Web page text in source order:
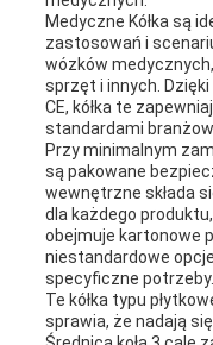
Medyczne Kółka są
zastosowań i
wózków
sprzęt i innych.
CE, kółka te
standardami
Przy minimalnym
są pakowane
wewnętrzne składa
dla każdego
obejmuje kartonowe
niestandardowe
specyficzne potrzeby.
Te kółka typu
sprawia, że nadają